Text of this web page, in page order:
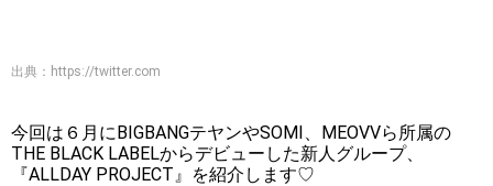
出典： https://twitter.com
今回は６月にBIGBANGテヤンやSOMI、MEOVVら所属の
THE BLACK LABELからデビューした新人グループ、
『ALLDAY PROJECT』を紹介します♡